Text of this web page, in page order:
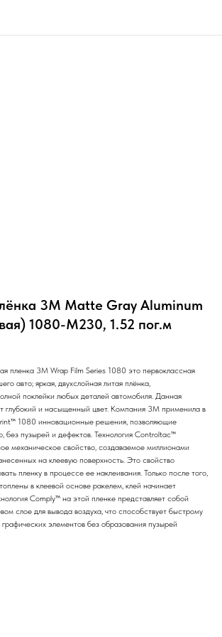
3M Matte Gray Aluminum
1080-M230, 1.52 пог.м
пленка 3M Wrap Film Series 1080 это первоклассная
авто; яркая, двухслойная литая плёнка,
поклейки любых деталей автомобиля. Данная
глубокий и насыщенный цвет. Компания 3М применила в
1080 инновационные решения, позволяющие
без пузырей и дефектов. Технология Controltac™
механическое свойство, создаваемое миллионами
на клеевую поверхность. Это свойство
пленку в процессе ее наклеивания. Только после того,
в клеевой основе ракелем, клей начинает
Comply™ на этой пленке представляет собой
слое для вывода воздуха, что способствует быстрому
элементов без образования пузырей